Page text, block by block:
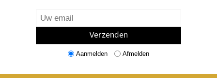
Aanmelden Afmelden